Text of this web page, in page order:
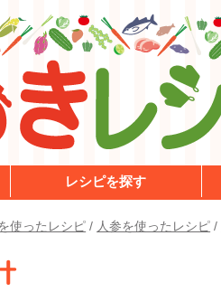
レシピを探す
使ったレシピ / 人参を使ったレシピ /